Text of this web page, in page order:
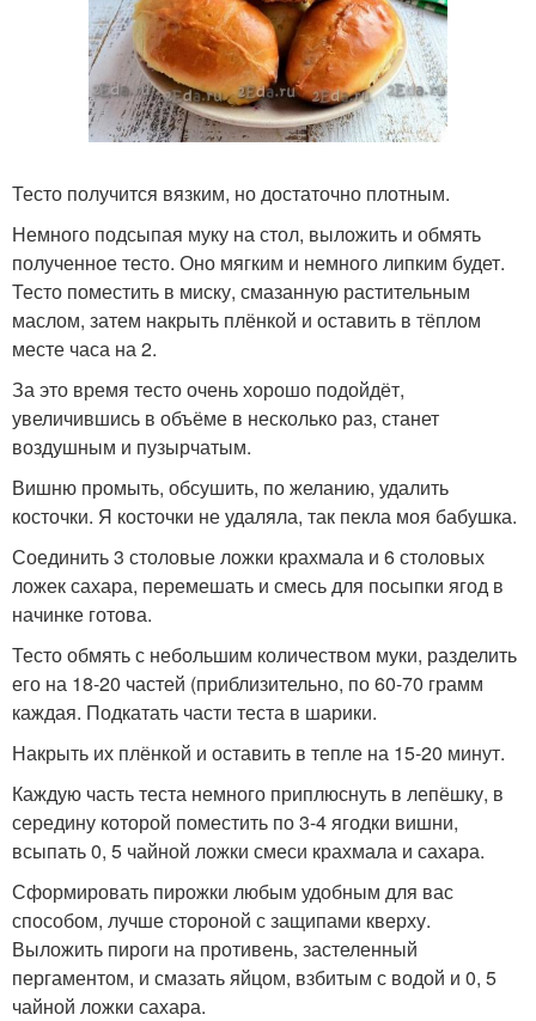
Тесто получится вязким, но достаточно плотным.
Немного подсыпая муку на стол, выложить и обмять
полученное тесто. Оно мягким и немного липким будет.
Тесто поместить в миску, смазанную растительным
маслом, затем накрыть плёнкой и оставить в тёплом
месте часа на 2.
За это время тесто очень хорошо подойдёт,
увеличившись в объёме в несколько раз, станет
воздушным и пузырчатым.
Вишню промыть, обсушить, по желанию, удалить
косточки. Я косточки не удаляла, так пекла моя бабушка.
Соединить 3 столовые ложки крахмала и 6 столовых
ложек сахара, перемешать и смесь для посыпки ягод в
начинке готова.
Тесто обмять с небольшим количеством муки, разделить
его на 18-20 частей (приблизительно, по 60-70 грамм
каждая. Подкатать части теста в шарики.
Накрыть их плёнкой и оставить в тепле на 15-20 минут.
Каждую часть теста немного приплюснуть в лепёшку, в
середину которой поместить по 3-4 ягодки вишни,
всыпать 0, 5 чайной ложки смеси крахмала и сахара.
Сформировать пирожки любым удобным для вас
способом, лучше стороной с защипами кверху.
Выложить пироги на противень, застеленный
пергаментом, и смазать яйцом, взбитым с водой и 0, 5
чайной ложки сахара.